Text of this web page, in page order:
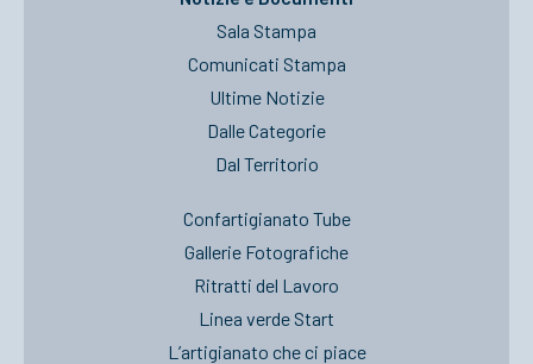
Sala Stampa
Comunicati Stampa
Ultime Notizie
Dalle Categorie
Dal Territorio
Confartigianato Tube
Gallerie Fotografiche
Ritratti del Lavoro
Linea verde Start
L’artigianato che ci piace